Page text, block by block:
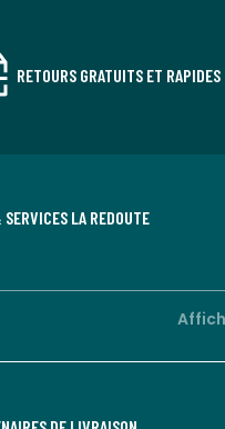
RETOURS GRATUITS ET RAPIDES
LA REDOUTE